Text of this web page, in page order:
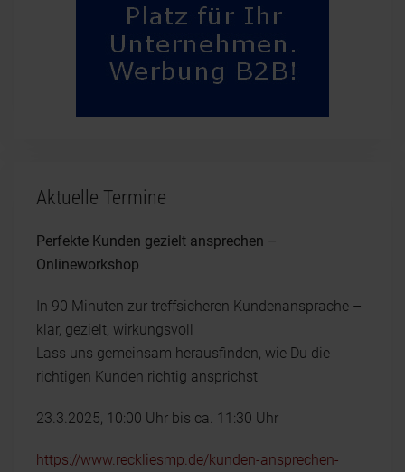
Aktuelle Termine
Perfekte Kunden gezielt ansprechen –
Onlineworkshop
In 90 Minuten zur treffsicheren Kundenansprache –
klar, gezielt, wirkungsvoll
Lass uns gemeinsam herausfinden, wie Du die
richtigen Kunden richtig ansprichst
23.3.2025, 10:00 Uhr bis ca. 11:30 Uhr
https://www.reckliesmp.de/kunden-ansprechen-